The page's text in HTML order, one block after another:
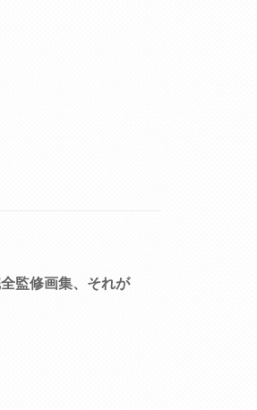
監修画集、それが